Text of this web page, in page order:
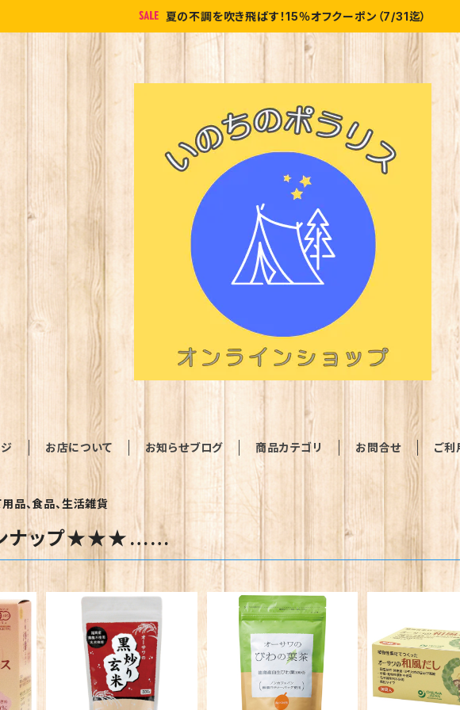
夏の不調を吹き飛ばす！15％オフクーポン（7/31迄）
お店について お知らせブログ 商品カテゴリ お問合せ ご利
品、食品、生活雑貨
ンナップ★★★……